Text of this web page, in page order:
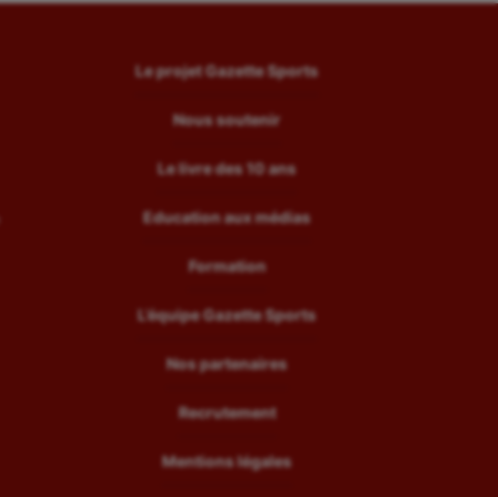
Le projet Gazette Sports
Nous soutenir
Le livre des 10 ans
Education aux médias
Formation
L’équipe Gazette Sports
Nos partenaires
Recrutement
Mentions légales